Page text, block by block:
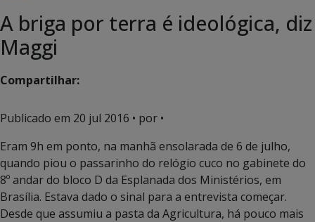
A briga por terra é ideológica, diz
Maggi
Compartilhar:
Publicado em 20 jul 2016 • por •
Eram 9h em ponto, na manhã ensolarada de 6 de julho,
quando piou o passarinho do relógio cuco no gabinete do
8º andar do bloco D da Esplanada dos Ministérios, em
Brasília. Estava dado o sinal para a entrevista começar.
Desde que assumiu a pasta da Agricultura, há pouco mais